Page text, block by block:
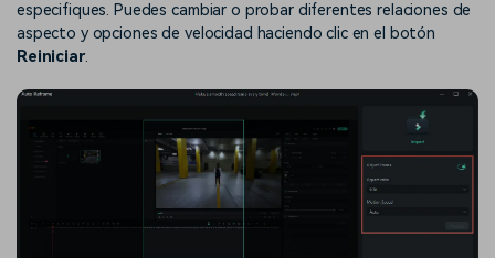
especifiques. Puedes cambiar o probar diferentes relaciones de
aspecto y opciones de velocidad haciendo clic en el botón
Reiniciar.